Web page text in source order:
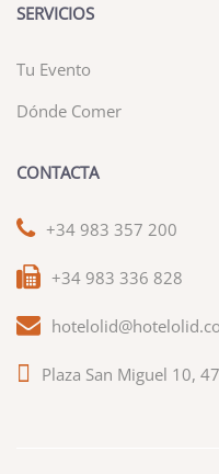
SERVICIOS
Tu Evento
Dónde Comer
CONTACTA
+34 983 357 200
+34 983 336 828
Plaza San Miguel 10,